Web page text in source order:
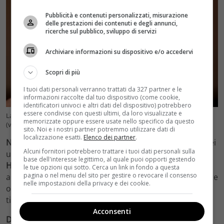
La piattaforma di streaming che preferisci svela tutto di te: fai il test
(velvetcinema.it)
Netflix.Se hai scelto questa piattaforma amatissima, sei
una persona curiosa e avida di sapere e conoscenza.
Hai bisogno continuamente di nuovi stimolie tendi ad
annoiarti facilmente. Per te è essenziale tenere la mente
occupata e i tuoi interessi sono infiniti e disparati. Non
ti stanchi mai, sei una fonte inesauribile di energie.
Disney+.Se preferisci questa piattaformasei una
Pubblicità e contenuti personalizzati, misurazione
delle prestazioni dei contenuti e degli annunci,
ricerche sul pubblico, sviluppo di servizi
Archiviare informazioni su dispositivo e/o accedervi
Scopri di più
I tuoi dati personali verranno trattati da 327 partner e le
informazioni raccolte dal tuo dispositivo (come cookie,
identificatori univoci e altri dati del dispositivo) potrebbero
essere condivise con questi ultimi, da loro visualizzate e
memorizzate oppure essere usate nello specifico da questo
sito. Noi e i nostri partner potremmo utilizzare dati di
localizzazione esatti. Elenco dei partner.
Alcuni fornitori potrebbero trattare i tuoi dati personali sulla
base dell'interesse legittimo, al quale puoi opporti gestendo
le tue opzioni qui sotto. Cerca un link in fondo a questa
pagina o nel menu del sito per gestire o revocare il consenso
nelle impostazioni della privacy e dei cookie.
Acconsenti